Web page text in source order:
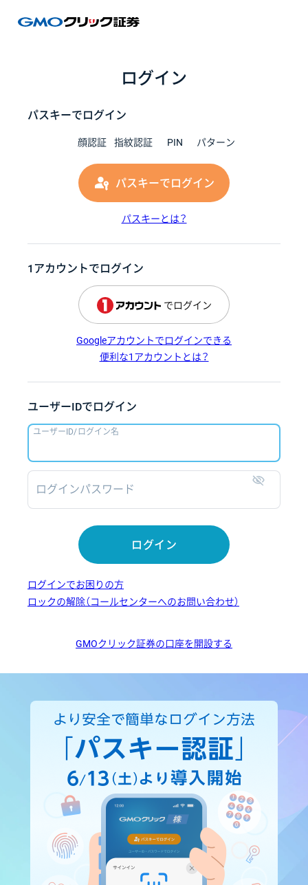
ログイン
パスキーでログイン
顔認証 指紋認証 PIN パターン
パスキーでログイン
パスキーとは？
1アカウントでログイン
でログイン
Googleアカウントでログインできる
便利な1アカウントとは？
ユーザーIDでログイン
ユーザーID/ログイン名
ログインパスワード
ログイン
ログインでお困りの方
ロックの解除（コールセンターへのお問い合わせ）
GMOクリック証券の口座を開設する